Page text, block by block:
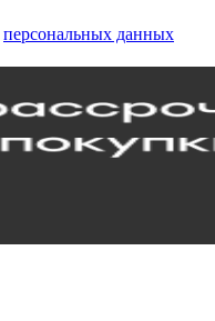
персональных данных